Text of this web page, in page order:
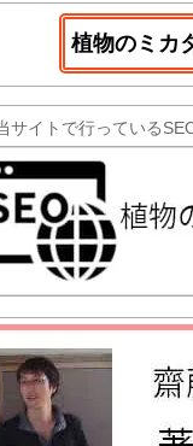
植物のミカ
サイトで行っている